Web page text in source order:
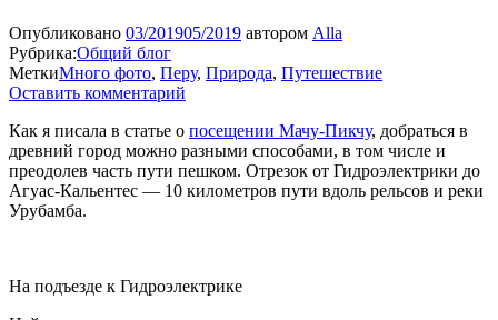
Опубликовано 03/201905/2019 автором Alla
Рубрика:Общий блог
МеткиМного фото, Перу, Природа, Путешествие
Оставить комментарий
Как я писала в статье о посещении Мачу-Пикчу, добраться в
древний город можно разными способами, в том числе и
преодолев часть пути пешком. Отрезок от Гидроэлектрики до
Агуас-Кальентес — 10 километров пути вдоль рельсов и реки
Урубамба.
На подъезде к Гидроэлектрике